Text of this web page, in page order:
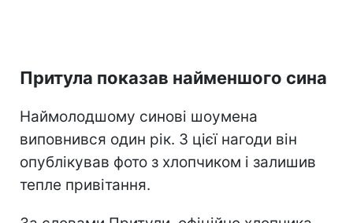
Притула показав найменшого сина
Наймолодшому синові шоумена
виповнився один рік. З цієї нагоди він
опублікував фото з хлопчиком і залишив
тепле привітання.